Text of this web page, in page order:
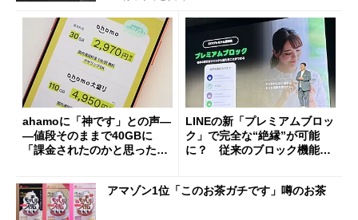
ahamoに「神です」との声―
―値段そのままで40GBに
「課金されたのかと思った」
LINEの新「プレミアムブロッ
ク」で完全な“絶縁”が可能
に？ 従来のブロック機能と
アマゾン1位「このお茶ガチです」噂のお茶